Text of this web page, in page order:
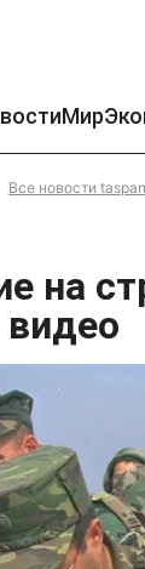
Мир
Все новости
на